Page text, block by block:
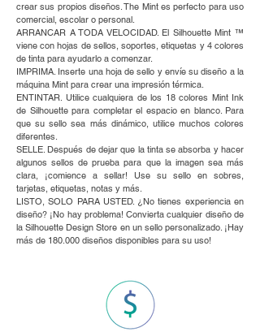
crear sus propios diseños. The Mint es perfecto para uso
comercial, escolar o personal.
ARRANCAR A TODA VELOCIDAD. El Silhouette Mint ™
viene con hojas de sellos, soportes, etiquetas y 4 colores
de tinta para ayudarlo a comenzar.
IMPRIMA. Inserte una hoja de sello y envíe su diseño a la
máquina Mint para crear una impresión térmica.
ENTINTAR. Utilice cualquiera de los 18 colores Mint Ink
de Silhouette para completar el espacio en blanco. Para
que su sello sea más dinámico, utilice muchos colores
diferentes.
SELLE. Después de dejar que la tinta se absorba y hacer
algunos sellos de prueba para que la imagen sea más
clara, ¡comience a sellar! Use su sello en sobres,
tarjetas, etiquetas, notas y más.
LISTO, SOLO PARA USTED. ¿No tienes experiencia en
diseño? ¡No hay problema! Convierta cualquier diseño de
la Silhouette Design Store en un sello personalizado. ¡Hay
más de 180.000 diseños disponibles para su uso!